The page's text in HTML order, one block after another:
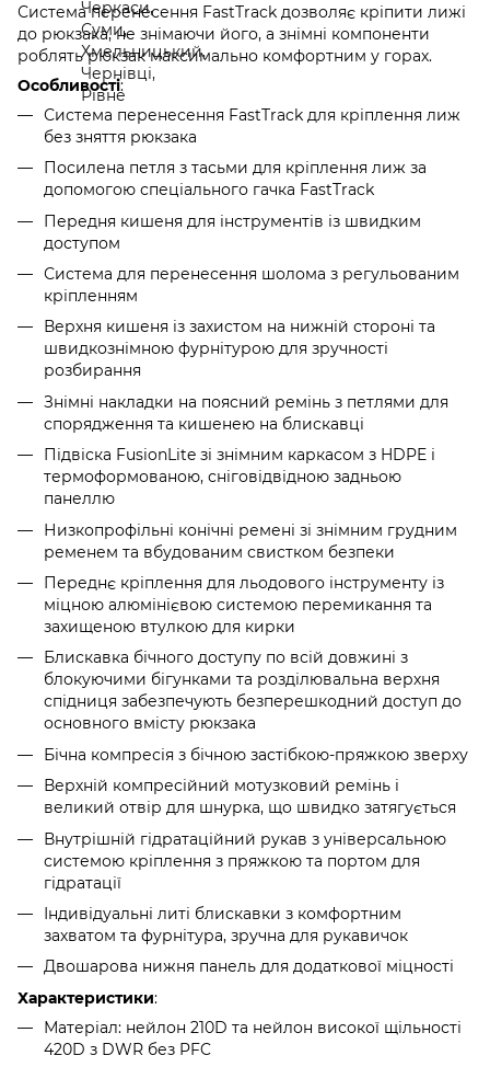
Система перенесення FastTrack дозволяє кріпити лижі
до рюкзака, не знімаючи його, а знімні компоненти
роблять рюкзак максимально комфортним у горах.
Особливості:
Система перенесення FastTrack для кріплення лиж
без зняття рюкзака
Посилена петля з тасьми для кріплення лиж за
допомогою спеціального гачка FastTrack
Передня кишеня для інструментів із швидким
доступом
Система для перенесення шолома з регульованим
кріпленням
Верхня кишеня із захистом на нижній стороні та
швидкознімною фурнітурою для зручності
розбирання
Знімні накладки на поясний ремінь з петлями для
спорядження та кишенею на блискавці
Підвіска FusionLite зі знімним каркасом з HDPE і
термоформованою, сніговідвідною задньою
панеллю
Низкопрофільні конічні ремені зі знімним грудним
ременем та вбудованим свистком безпеки
Переднє кріплення для льодового інструменту із
міцною алюмінієвою системою перемикання та
захищеною втулкою для кирки
Блискавка бічного доступу по всій довжині з
блокуючими бігунками та розділювальна верхня
спідниця забезпечують безперешкодний доступ до
основного вмісту рюкзака
Бічна компресія з бічною застібкою-пряжкою зверху
Верхній компресійний мотузковий ремінь і
великий отвір для шнурка, що швидко затягується
Внутрішній гідратаційний рукав з універсальною
системою кріплення з пряжкою та портом для
гідратації
Індивідуальні литі блискавки з комфортним
захватом та фурнітура, зручна для рукавичок
Двошарова нижня панель для додаткової міцності
Характеристики:
Матеріал: нейлон 210D та нейлон високої щільності
420D з DWR без PFC